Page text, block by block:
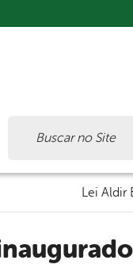
Lei Aldir